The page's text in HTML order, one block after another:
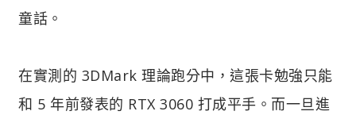
童話。
在實測的 3DMark 理論跑分中，這張卡勉強只能
和 5 年前發表的 RTX 3060 打成平手。而一旦進